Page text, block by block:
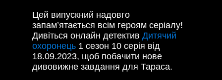
Цей випускний надовго
запам’ятається всім героям серіалу!
Дивіться онлайн детектив Дитячий
охоронець 1 сезон 10 серія від
18.09.2023, щоб побачити нове
дивовижне завдання для Тараса.